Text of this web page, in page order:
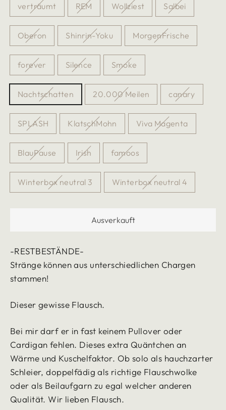
verträumt REM Wollziest Salbei
Oberon Shinrin-Yoku MorgenFrische
forever Silence Smoke
Nachtschatten 20.000 Meilen canary
SPLASH KlatschMohn Viva Magenta
BlauPause Irish famoos
Winterbox neutral 3 Winterbox neutral 4
Ausverkauft
-RESTBESTÄNDE-
Stränge können aus unterschiedlichen Chargen
stammen!
Dieser gewisse Flausch.
Bei mir darf er in fast keinem Pullover oder
Cardigan fehlen. Dieses extra Quäntchen an
Wärme und Kuschelfaktor. Ob solo als hauchzarter
Schleier, doppelfädig als richtige Flauschwolke
oder als Beilaufgarn zu egal welcher anderen
Qualität. Wir lieben Flausch.